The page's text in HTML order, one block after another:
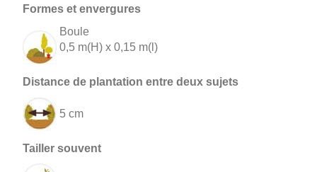
Boule
0,5 m(H) x 0,15 m(l)
5 cm